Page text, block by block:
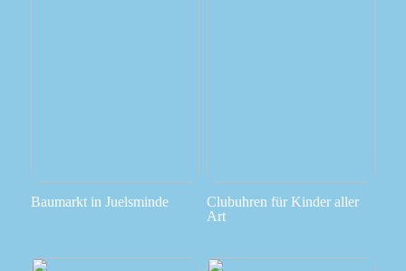
Baumarkt in Juelsminde
Clubuhren für Kinder aller
Art